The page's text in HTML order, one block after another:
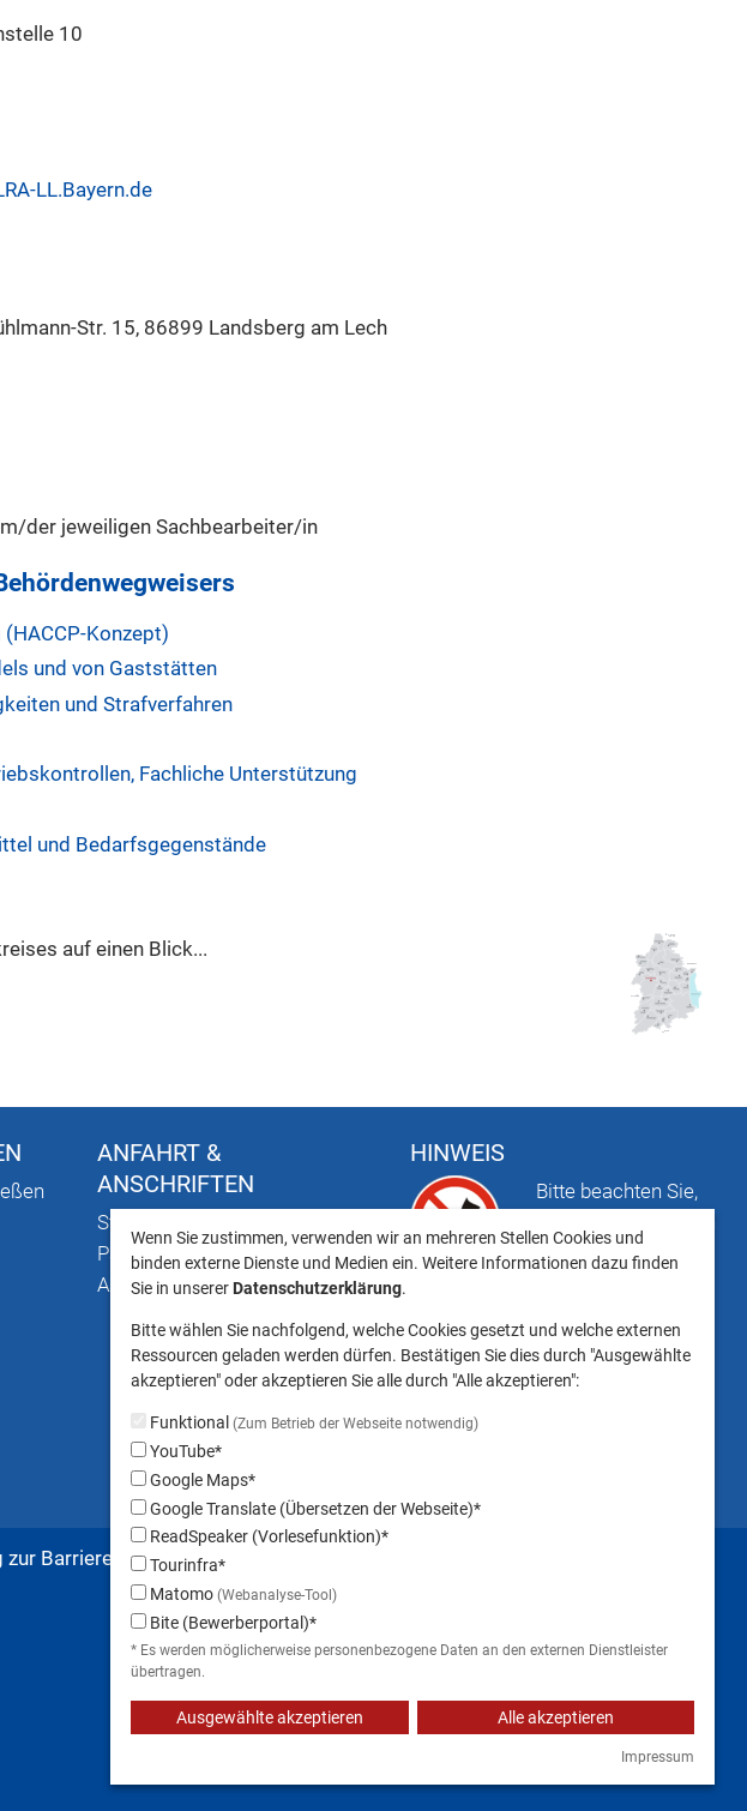
10
LL.Bayern.de
Str. 15, 86899 Landsberg am Lech
der jeweiligen Sachbearbeiter/in
Konzept)
und von Gaststätten
und Strafverfahren
Fachliche Unterstützung
und Bedarfsgegenstände
auf einen Blick...
ANFAHRT &
ANSCHRIFTEN
Stadtplan mit
Parkmöglichkeiten
Anschriften
HINWEIS
Bitte beachten Sie,
von Tieren ins
gestattet ist.
zur Barrierefreiheit
Impressum
Wenn Sie zustimmen, verwenden wir an mehreren Stellen Cookies und
binden externe Dienste und Medien ein. Weitere Informationen dazu finden
Sie in unserer Datenschutzerklärung.
Bitte wählen Sie nachfolgend, welche Cookies gesetzt und welche externen
Ressourcen geladen werden dürfen. Bestätigen Sie dies durch "Ausgewählte
akzeptieren" oder akzeptieren Sie alle durch "Alle akzeptieren":
Funktional (Zum Betrieb der Webseite notwendig)
YouTube*
Google Maps*
Google Translate (Übersetzen der Webseite)*
ReadSpeaker (Vorlesefunktion)*
Tourinfra*
Matomo (Webanalyse-Tool)
Bite (Bewerberportal)*
* Es werden möglicherweise personenbezogene Daten an den externen Dienstleister
übertragen.
Ausgewählte akzeptieren Alle akzeptieren
Impressum